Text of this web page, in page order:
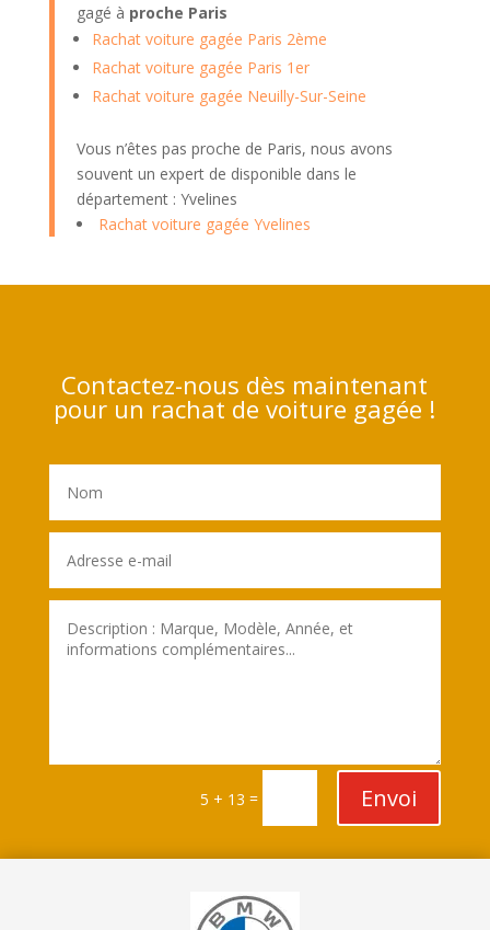
gagé à proche Paris
Rachat voiture gagée Paris 2ème
Rachat voiture gagée Paris 1er
Rachat voiture gagée Neuilly-Sur-Seine
Vous n’êtes pas proche de Paris, nous avons
souvent un expert de disponible dans le
département : Yvelines
Rachat voiture gagée Yvelines
Contactez-nous dès maintenant
pour un rachat de voiture gagée !
5 + 13 = Envoi